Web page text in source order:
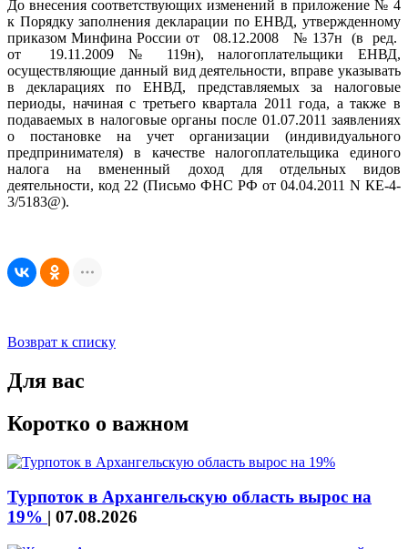
До внесения соответствующих изменений в приложение № 4
к Порядку заполнения декларации по ЕНВД, утвержденному
приказом Минфина России от 08.12.2008 № 137н (в ред.
от 19.11.2009 № 119н), налогоплательщики ЕНВД,
осуществляющие данный вид деятельности, вправе указывать
в декларациях по ЕНВД, представляемых за налоговые
периоды, начиная с третьего квартала 2011 года, а также в
подаваемых в налоговые органы после 01.07.2011 заявлениях
о постановке на учет организации (индивидуального
предпринимателя) в качестве налогоплательщика единого
налога на вмененный доход для отдельных видов
деятельности, код 22 (Письмо ФНС РФ от 04.04.2011 N КЕ-4-
3/5183@).
Возврат к списку
Для вас
Коротко о важном
Турпоток в Архангельскую область вырос на
19% | 07.08.2026